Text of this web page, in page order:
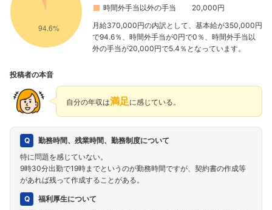
時間外手当以外の手当
20,000円
月給370,000円の内訳として、基本給が350,000円
で94.6％、時間外手当が0円で0％、時間外手当以
外の手当が20,000円で5.4％となっています。
投稿者の本音
自分の年収は満足 に感じている。
勤務時間、残業時間、勤務制度について
特に問題を感じていない。
9時30分出勤で19時までというのが勤務時間ですが、契約書の作成等
があれば残って作成することがある。
福利厚生について